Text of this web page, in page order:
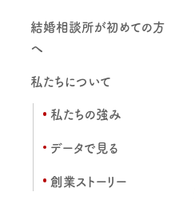
結婚相談所が初めての方
へ
私たちについて
私たちの強み
データで見る
創業ストーリー